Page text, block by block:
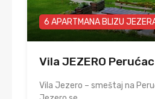
6 APARTMANA BLIZU
Vila JEZERO Perućac
Vila Jezero – smeštaj na